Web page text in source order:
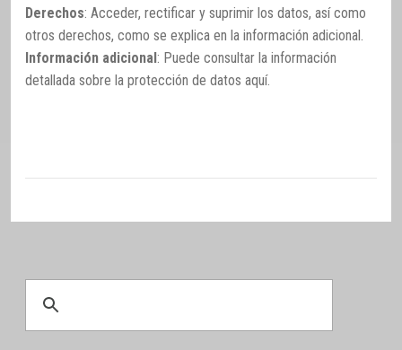
Derechos: Acceder, rectificar y suprimir los datos, así como
otros derechos, como se explica en la información adicional.
Información adicional: Puede consultar la información
detallada sobre la protección de datos aquí.